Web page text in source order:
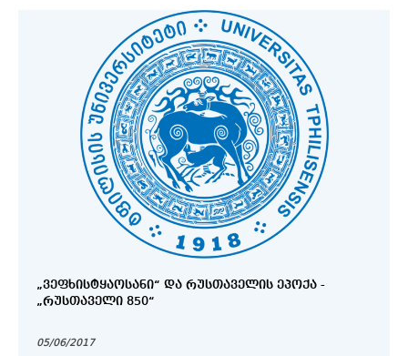
„ᲕᲔᲤᲮᲘᲡᲢᲧᲐᲝᲡᲐᲜᲘ“ ᲓᲐ ᲠᲣᲡᲗᲐᲕᲔᲚᲘᲡ ᲔᲞᲝᲥᲐ -
„ᲠᲣᲡᲗᲐᲕᲔᲚᲘ 850“
05/06/2017